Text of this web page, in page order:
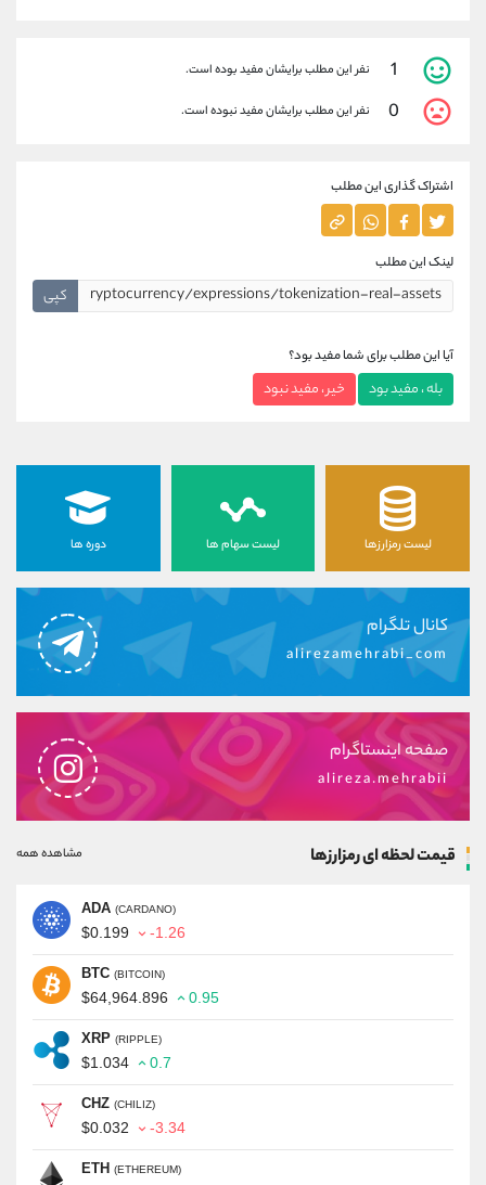
1 نفر این مطلب برایشان مفید بوده است.
0 نفر این مطلب برایشان مفید نبوده است.
اشتراک گذاری این مطلب
لینک این مطلب
کپی
آیا این مطلب برای شما مفید بود؟
بله ، مفید بود خیر ، مفید نبود
لیست رمزارزها لیست سهام ها دوره ها
کانال تلگرام
alirezamehrabi_com
صفحه اینستاگرام
alireza.mehrabii
قیمت لحظه ای رمزارزها مشاهده همه
ADA (CARDANO)
$0.199 -1.26
BTC (BITCOIN)
$64,964.896 0.95
XRP (RIPPLE)
$1.034 0.7
CHZ (CHILIZ)
$0.032 -3.34
ETH (ETHEREUM)